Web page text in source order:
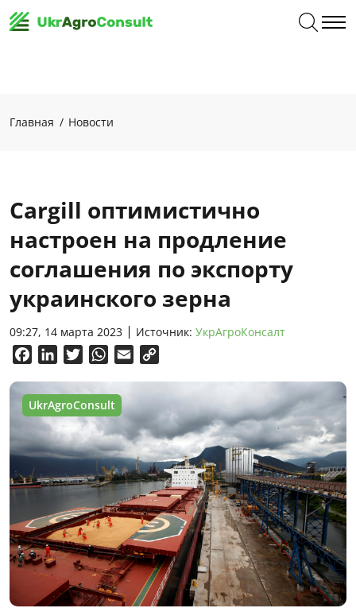
Главная Новости
Cargill оптимистично
настроен на продление
соглашения по экспорту
украинского зерна
09:27, 14 марта 2023 Источник: УкрАгроКонсалт
FacebookLinkedInTwitterWhatsApp
Email
UkrAgroConsult